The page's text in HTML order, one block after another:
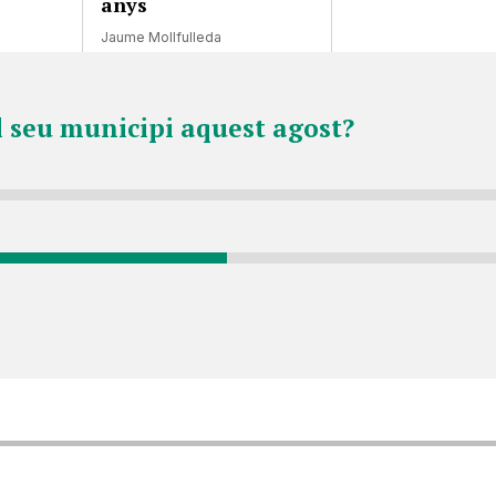
Jaume Mollfulleda
municipi aquest agost?